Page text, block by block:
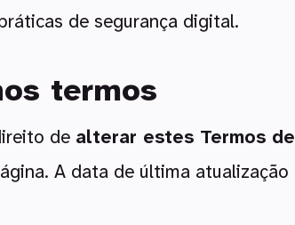
de segurança digital.
termos
de alterar estes Termos
A data de última